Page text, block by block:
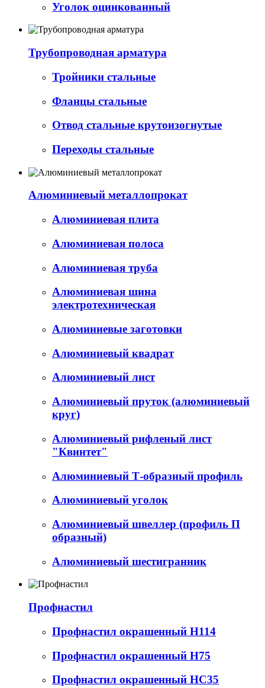
Уголок оцинкованный
Трубопроводная арматура
Тройники стальные
Фланцы стальные
Отвод стальные крутоизогнутые
Переходы стальные
Алюминиевый металлопрокат
Алюминиевая плита
Алюминиевая полоса
Алюминиевая труба
Алюминиевая шина
электротехническая
Алюминиевые заготовки
Алюминиевый квадрат
Алюминиевый лист
Алюминиевый пруток (алюминиевый
круг)
Алюминиевый рифленый лист
"Квинтет"
Алюминиевый Т-образный профиль
Алюминиевый уголок
Алюминиевый швеллер (профиль П
образный)
Алюминиевый шестигранник
Профнастил
Профнастил окрашенный Н114
Профнастил окрашенный Н75
Профнастил окрашенный НС35